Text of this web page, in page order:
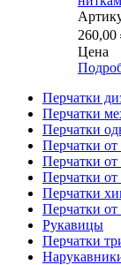
260,00
Цена
Перчатки
Перчатки
Перчатки
Перчатки
Перчатки
Перчатки от
Перчатки
Перчатки
Рукавицы
Перчатки